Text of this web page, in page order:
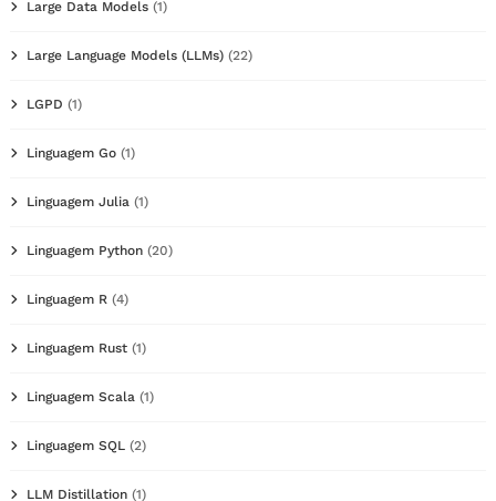
Large Data Models (1)
Large Language Models (LLMs) (22)
LGPD (1)
Linguagem Go (1)
Linguagem Julia (1)
Linguagem Python (20)
Linguagem R (4)
Linguagem Rust (1)
Linguagem Scala (1)
Linguagem SQL (2)
LLM Distillation (1)